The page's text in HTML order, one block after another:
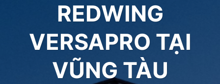
REDWING
VERSAPRO TẠI
VŨNG TÀU